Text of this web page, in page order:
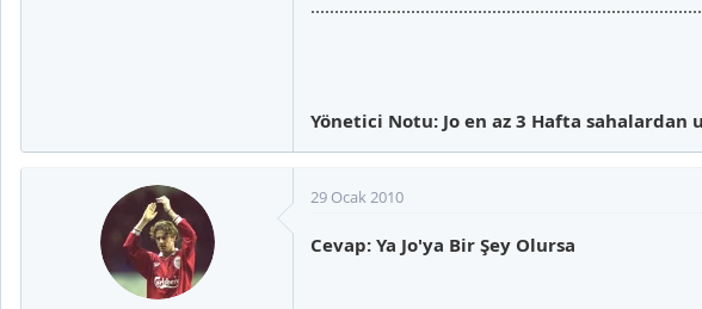
Yönetici Notu: Jo en az 3 Hafta sahalardan
29 Ocak 2010
Cevap: Ya Jo'ya Bir Şey Olursa